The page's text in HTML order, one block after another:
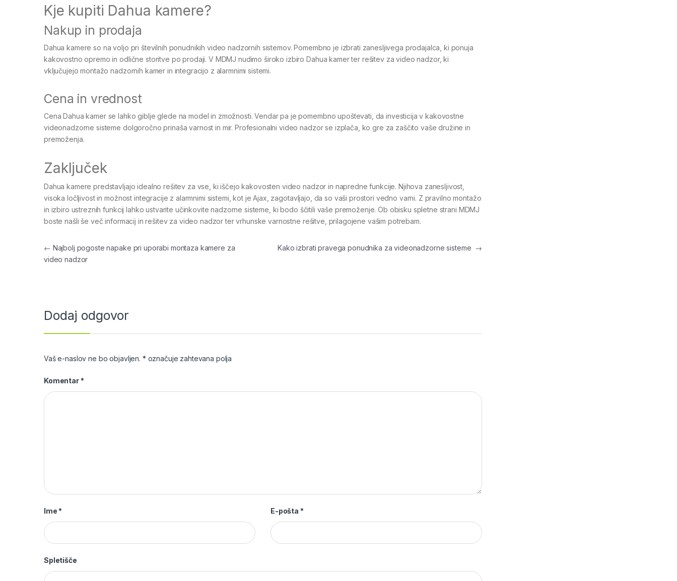
Kje kupiti Dahua kamere?
Nakup in prodaja
Dahua kamere so na voljo pri številnih ponudnikih video nadzornih sistemov. Pomembno je izbrati zanesljivega prodajalca, ki ponuja
kakovostno opremo in odlične storitve po prodaji. V MDMJ nudimo široko izbiro Dahua kamer ter rešitev za video nadzor, ki
vključujejo montažo nadzornih kamer in integracijo z alarmnimi sistemi.
Cena in vrednost
Cena Dahua kamer se lahko giblje glede na model in zmožnosti. Vendar pa je pomembno upoštevati, da investicija v kakovostne
videonadzorne sisteme dolgoročno prinaša varnost in mir. Profesionalni video nadzor se izplača, ko gre za zaščito vaše družine in
premoženja.
Zaključek
Dahua kamere predstavljajo idealno rešitev za vse, ki iščejo kakovosten video nadzor in napredne funkcije. Njihova zanesljivost,
visoka ločljivost in možnost integracije z alarmnimi sistemi, kot je Ajax, zagotavljajo, da so vaši prostori vedno varni. Z pravilno montažo
in izbiro ustreznih funkcij lahko ustvarite učinkovite nadzorne sisteme, ki bodo ščitili vaše premoženje. Ob obisku spletne strani MDMJ
boste našli še več informacij in rešitev za video nadzor ter vrhunske varnostne rešitve, prilagojene vašim potrebam.
Navigacija prispevka
← Najbolj pogoste napake pri uporabi montaza kamere za
video nadzor
Kako izbrati pravega ponudnika za videonadzorne sisteme →
Dodaj odgovor
Vaš e-naslov ne bo objavljen. * označuje zahtevana polja
Komentar *
Ime * E-pošta *
Spletišče